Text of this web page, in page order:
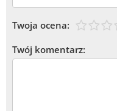
Twoja ocena:
Twój komentarz: